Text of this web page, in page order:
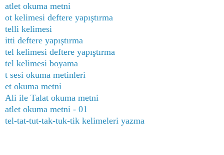
atlet okuma metni
ot kelimesi deftere yapıştırma
telli kelimesi
itti deftere yapıştırma
tel kelimesi deftere yapıştırma
tel kelimesi boyama
t sesi okuma metinleri
et okuma metni
Ali ile Talat okuma metni
atlet okuma metni - 01
tel-tat-tut-tak-tuk-tik kelimeleri yazma